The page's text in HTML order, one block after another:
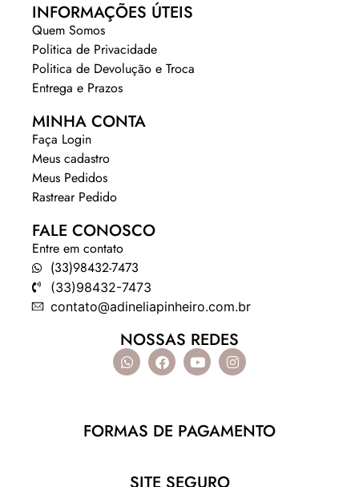
INFORMAÇÕES ÚTEIS
Quem Somos
Politica de Privacidade
Politica de Devolução e Troca
Entrega e Prazos
MINHA CONTA
Faça Login
Meus cadastro
Meus Pedidos
Rastrear Pedido
FALE CONOSCO
Entre em contato
(33)98432-7473
(33)98432-7473
contato@adineliapinheiro.com.br
NOSSAS REDES
FORMAS DE PAGAMENTO